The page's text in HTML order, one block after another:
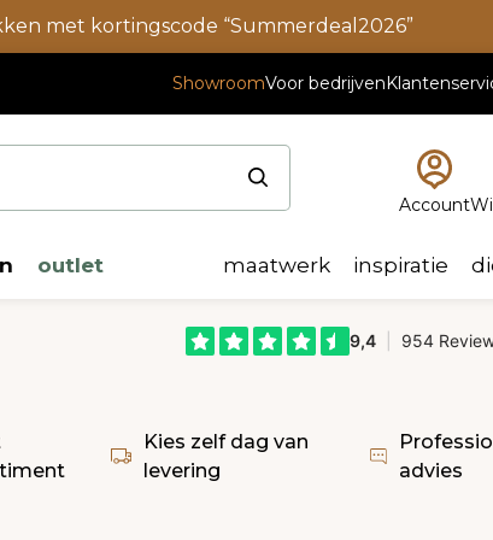
met kortingscode “Summerdeal2026”
ShowroomVoor bedrijven
Account
outlet maatwerk inspiratie
Kies zelf dag van
levering
advies